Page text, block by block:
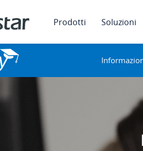
Prodotti Soluzioni